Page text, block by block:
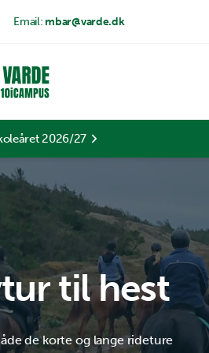
Email: mbar@varde.dk
2026/27
til hest
de korte og lange rideture